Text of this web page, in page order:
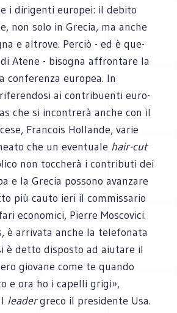
i diri­genti euro­pei: il debito
non solo in Gre­cia, ma anche
e altrove. Per­ciò - ed è que­
Atene - biso­gna affron­tare la
con­fe­renza euro­pea. In
ai con­tri­buenti euro­
che si incon­trerà anche con il
Fran­cois Hol­lande, varie
che un even­tuale hair-cut
non toc­cherà i con­tri­buti dei
e la Gre­cia pos­sono avan­zare
più cauto ieri il com­mis­sa­rio
eco­no­mici, Pierre Mosco­vici.
è arri­vata anche la tele­fo­nata
è detto dispo­sto ad aiu­tare il
gio­vane come te quando
e ora ho i capelli grigi»,
lea­dergreco il pre­si­dente Usa.